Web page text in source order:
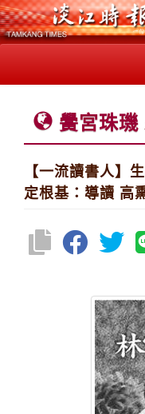
黌宮珠璣
【一流讀書人】
定根基：導讀 高